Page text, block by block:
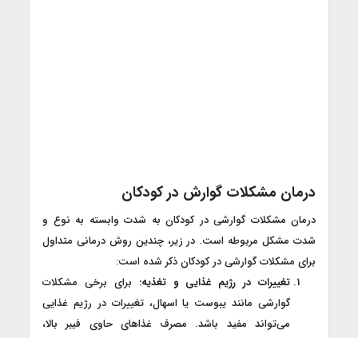
درمان مشکلات گوارش در کودکان
درمان مشکلات گوارشی در کودکان به شدت وابسته به نوع و
شدت مشکل مربوطه است. در زیر، چندین روش درمانی متداول
برای مشکلات گوارشی در کودکان ذکر شده است:
تغییرات در رژیم غذایی و تغذیه: برای برخی مشکلات
گوارشی مانند یبوست یا اسهال، تغییرات در رژیم غذایی
می‌تواند مفید باشد. مصرف غذاهای حاوی فیبر بالا،